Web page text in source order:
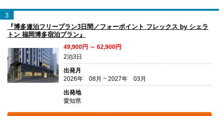
3
『博多連泊フリープラン3日間／フォーポイント フレックス by シェラ
トン 福岡博多宿泊プラン』
49,900円 ～ 62,900円
2泊3日
出発月
2026年 08月 ~ 2027年 03月
出発地
愛知県